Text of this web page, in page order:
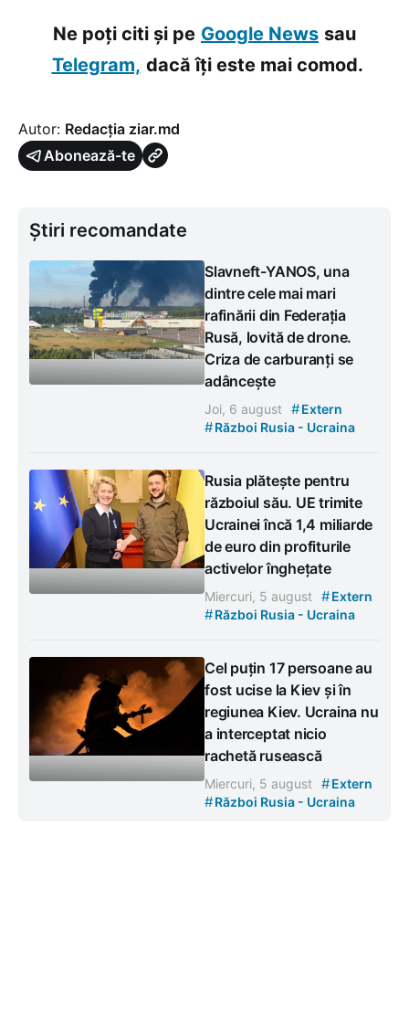
Ne poți citi și pe Google News sau
Telegram, dacă îți este mai comod.
Autor: Redacția ziar.md
Abonează-te
Știri recomandate
Slavneft-YANOS, una
dintre cele mai mari
rafinării din Federația
Rusă, lovită de drone.
Criza de carburanți se
adâncește
Joi, 6 august #Extern
#Război Rusia - Ucraina
Rusia plătește pentru
războiul său. UE trimite
Ucrainei încă 1,4 miliarde
de euro din profiturile
activelor înghețate
Miercuri, 5 august #Extern
#Război Rusia - Ucraina
Cel puțin 17 persoane au
fost ucise la Kiev și în
regiunea Kiev. Ucraina nu
a interceptat nicio
rachetă rusească
Miercuri, 5 august #Extern
#Război Rusia - Ucraina